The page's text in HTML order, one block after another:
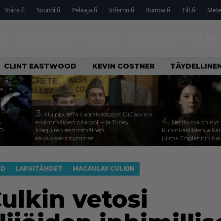
Voice.fi Soundi.fi Pelaaja.fi Inferno.fi Rumba.fi Tilt.fi
CLINT EASTWOOD KEVIN COSTNER
3. Huippuleffa suoratoistossa: DiCaprion
ensimmäinen päärooli – ja Tobey
Maguiren ensimmäinen
elokuvaesiintyminen
4. Netflixissä on
kuninkaallisten
julma Englannin
LAPSITÄHDET MACAULAY CULKIN
vetosi